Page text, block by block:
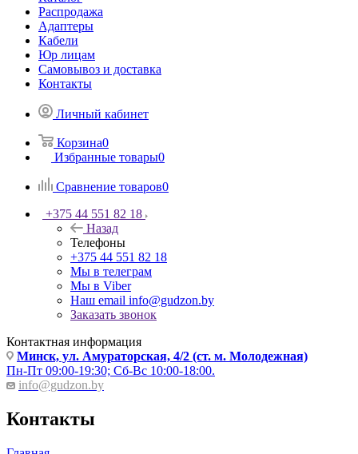
Распродажа
Адаптеры
Кабели
Юр лицам
Самовывоз и доставка
Контакты
Личный кабинет
Корзина0
Избранные товары0
Сравнение товаров0
+375 44 551 82 18
Назад
Телефоны
+375 44 551 82 18
Мы в телеграм
Мы в Viber
Наш email info@gudzon.by
Заказать звонок
Контактная информация
Минск, ул. Амураторская, 4/2 (ст. м. Молодежная)
Пн-Пт 09:00-19:30; Сб-Вс 10:00-18:00.
info@gudzon.by
Контакты